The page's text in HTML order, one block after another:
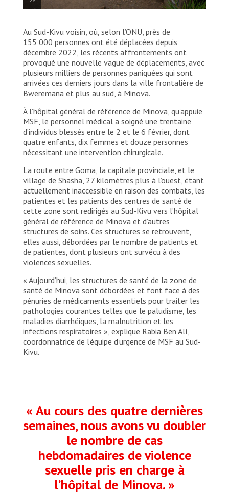
de référence de Mweso, Nord-Kivu, soutenu par les
équipes de MSF depuis 2005 en partenariat avec le
ministère de la Santé. RDC, 2024. © Charly
Kasereka/MSF
Au Sud-Kivu voisin, où, selon l’ONU, près de
155 000 personnes ont été déplacées depuis
décembre 2022, les récents affrontements ont
provoqué une nouvelle vague de déplacements, avec
plusieurs milliers de personnes paniquées qui sont
arrivées ces derniers jours dans la ville frontalière de
Bweremana et plus au sud, à Minova.
À l’hôpital général de référence de Minova, qu’appuie
MSF, le personnel médical a soigné une trentaine
d’individus blessés entre le 2 et le 6 février, dont
quatre enfants, dix femmes et douze personnes
nécessitant une intervention chirurgicale.
La route entre Goma, la capitale provinciale, et le
village de Shasha, 27 kilomètres plus à l’ouest, étant
actuellement inaccessible en raison des combats, les
patientes et les patients des centres de santé de
cette zone sont redirigés au Sud-Kivu vers l’hôpital
général de référence de Minova et d’autres
structures de soins. Ces structures se retrouvent,
elles aussi, débordées par le nombre de patients et
de patientes, dont plusieurs ont survécu à des
violences sexuelles.
« Aujourd’hui, les structures de santé de la zone de
santé de Minova sont débordées et font face à des
pénuries de médicaments essentiels pour traiter les
pathologies courantes telles que le paludisme, les
maladies diarrhéiques, la malnutrition et les
infections respiratoires », explique Rabia Ben Alí,
coordonnatrice de l’équipe d’urgence de MSF au Sud-
Kivu.
« Au cours des quatre dernières
semaines, nous avons vu doubler
le nombre de cas
hebdomadaires de violence
sexuelle pris en charge à
l’hôpital de Minova. »